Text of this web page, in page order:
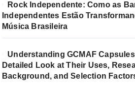
Rock Independente: Como as
Independentes Estão
Música Brasileira
Understanding GCMAF
Detailed Look at Their Uses,
Background, and Selection